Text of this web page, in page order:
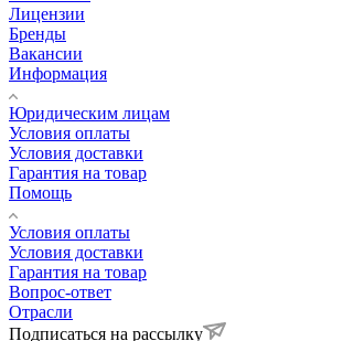
Лицензии
Бренды
Вакансии
Информация
Юридическим лицам
Условия оплаты
Условия доставки
Гарантия на товар
Помощь
Условия оплаты
Условия доставки
Гарантия на товар
Вопрос-ответ
Отрасли
Подписаться на рассылку